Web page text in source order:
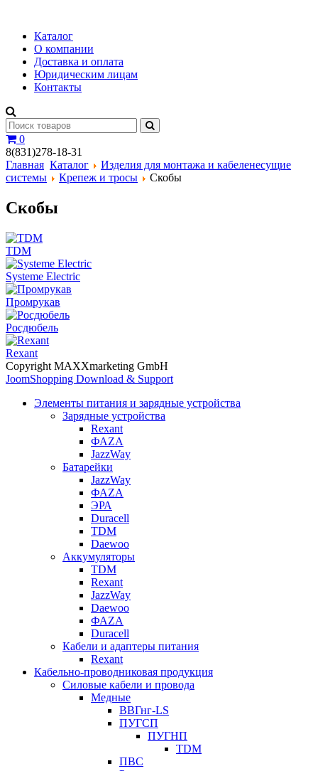
Каталог
О компании
Доставка и оплата
Юридическим лицам
Контакты
0
8(831)278-18-31
Главная Каталог
Изделия для монтажа и кабеленесущие
системы
Крепеж и тросы Скобы
Скобы
TDM
Systeme Electric
Промрукав
Росдюбель
Rexant
Copyright MAXXmarketing GmbH
JoomShopping Download & Support
Элементы питания и зарядные устройства
Зарядные устройства
Rexant
ФАZА
JazzWay
Батарейки
JazzWay
ФАZА
ЭРА
Duracell
TDM
Daewoo
Аккумуляторы
TDM
Rexant
JazzWay
Daewoo
ФАZА
Duracell
Кабели и адаптеры питания
Rexant
Кабельно-проводниковая продукция
Силовые кабели и провода
Медные
ВВГнг-LS
ПУГСП
ПУГНП
TDM
ПВС